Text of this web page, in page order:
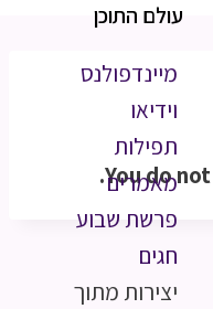
עולם התוכן
מיינדפולנס
וידיאו
תפילות
מאמרים
פרשת שבוע
חגים
יצירות מתוך
You do